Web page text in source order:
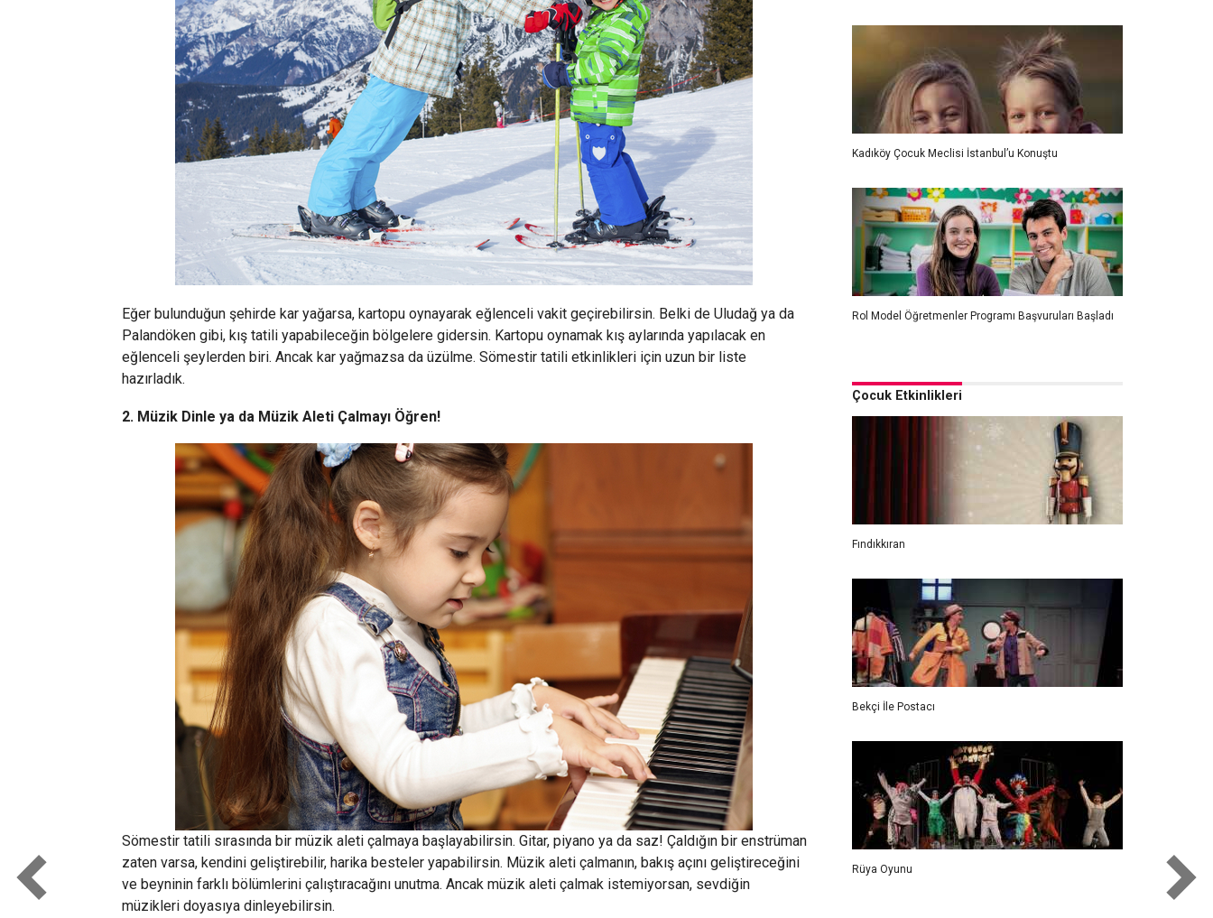
Eğer bulunduğun şehirde kar yağarsa, kartopu oynayarak eğlenceli vakit geçirebilirsin. Belki de Uludağ ya da
Palandöken gibi, kış tatili yapabileceğin bölgelere gidersin. Kartopu oynamak kış aylarında yapılacak en
eğlenceli şeylerden biri. Ancak kar yağmazsa da üzülme. Sömestir tatili etkinlikleri için uzun bir liste
hazırladık.
2. Müzik Dinle ya da Müzik Aleti Çalmayı Öğren!
Sömestir tatili sırasında bir müzik aleti çalmaya başlayabilirsin. Gitar, piyano ya da saz! Çaldığın bir enstrüman
zaten varsa, kendini geliştirebilir, harika besteler yapabilirsin. Müzik aleti çalmanın, bakış açını geliştireceğini
ve beyninin farklı bölümlerini çalıştıracağını unutma. Ancak müzik aleti çalmak istemiyorsan, sevdiğin
müzikleri doyasıya dinleyebilirsin.
Kadıköy Çocuk Meclisi İstanbul’u Konuştu
Rol Model Öğretmenler Programı Başvuruları Başladı
Çocuk Etkinlikleri
Fındıkkıran
Bekçi İle Postacı
Rüya Oyunu